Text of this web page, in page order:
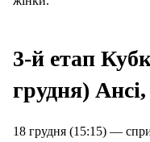
3-й етап
грудня)
18 грудня (15:15) —